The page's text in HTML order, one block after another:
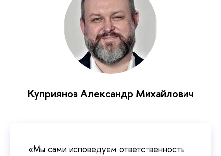
Куприянов Александр Михайлович
«Мы сами исповедуем ответственность